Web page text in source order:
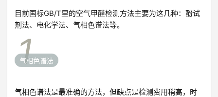
目前国标GB/T里的空气甲醛检测方法主要为这几种：酚试
剂法、电化学法、气相色谱法等。
1
气相色谱法
气相色谱法是最准确的方法，但缺点是检测费用稍高，时